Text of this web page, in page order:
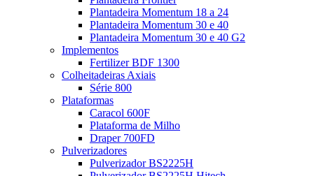
Plantadeira Momentum 18 a 24
Plantadeira Momentum 30 e 40
Plantadeira Momentum 30 e 40 G2
Implementos
Fertilizer BDF 1300
Colheitadeiras Axiais
Série 800
Plataformas
Caracol 600F
Plataforma de Milho
Draper 700FD
Pulverizadores
Pulverizador BS2225H